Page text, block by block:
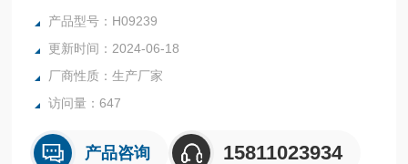
定。
产品型号：H09239
更新时间：2024-06-18
厂商性质：生产厂家
访问量：647
产品咨询 15811023934